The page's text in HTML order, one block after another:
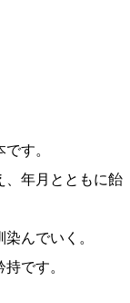
す。
、年月とともに飴
んでいく。
です。